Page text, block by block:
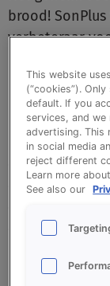
brood!
verbeteraar
een mooi,
korst.
Lange
Hoge
Mooi,
This website
(“cookies”).
default. If you
services, and
advertising. This
in social media
reject different
Learn more
See also our